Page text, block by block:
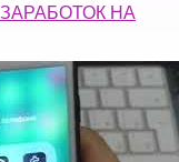
ЗАРАБОТОК НА